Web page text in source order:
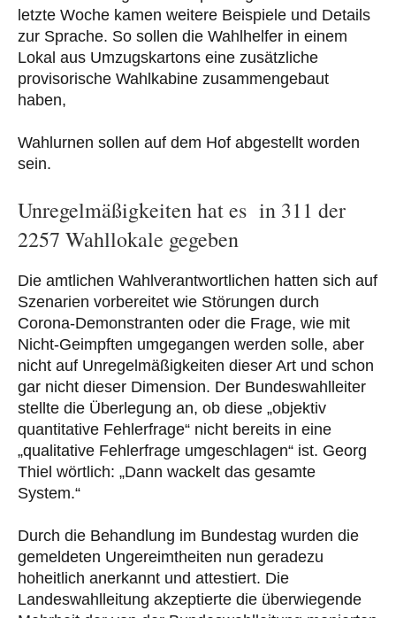
letzte Woche kamen weitere Beispiele und Details
zur Sprache. So sollen die Wahlhelfer in einem
Lokal aus Umzugskartons eine zusätzliche
provisorische Wahlkabine zusammengebaut
haben,
Wahlurnen sollen auf dem Hof abgestellt worden
sein.
Unregelmäßigkeiten hat es in 311 der
2257 Wahllokale gegeben
Die amtlichen Wahlverantwortlichen hatten sich auf
Szenarien vorbereitet wie Störungen durch
Corona-Demonstranten oder die Frage, wie mit
Nicht-Geimpften umgegangen werden solle, aber
nicht auf Unregelmäßigkeiten dieser Art und schon
gar nicht dieser Dimension. Der Bundeswahlleiter
stellte die Überlegung an, ob diese „objektiv
quantitative Fehlerfrage“ nicht bereits in eine
„qualitative Fehlerfrage umgeschlagen“ ist. Georg
Thiel wörtlich: „Dann wackelt das gesamte
System.“
Durch die Behandlung im Bundestag wurden die
gemeldeten Ungereimtheiten nun geradezu
hoheitlich anerkannt und attestiert. Die
Landeswahlleitung akzeptierte die überwiegende